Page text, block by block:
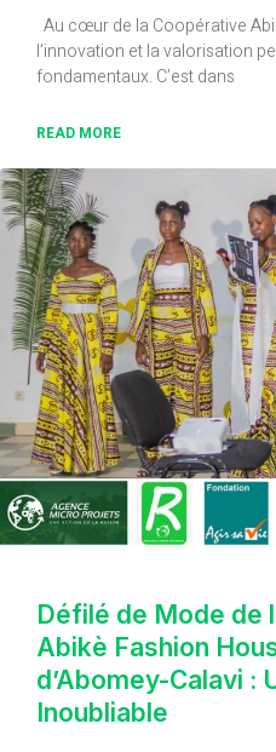
Au cœur de la Coopérative
l’innovation et la valorisation
fondamentaux. C’est dans
READ MORE
Défilé de Mode de
Abikè Fashion
d’Abomey-Calavi :
Inoubliable